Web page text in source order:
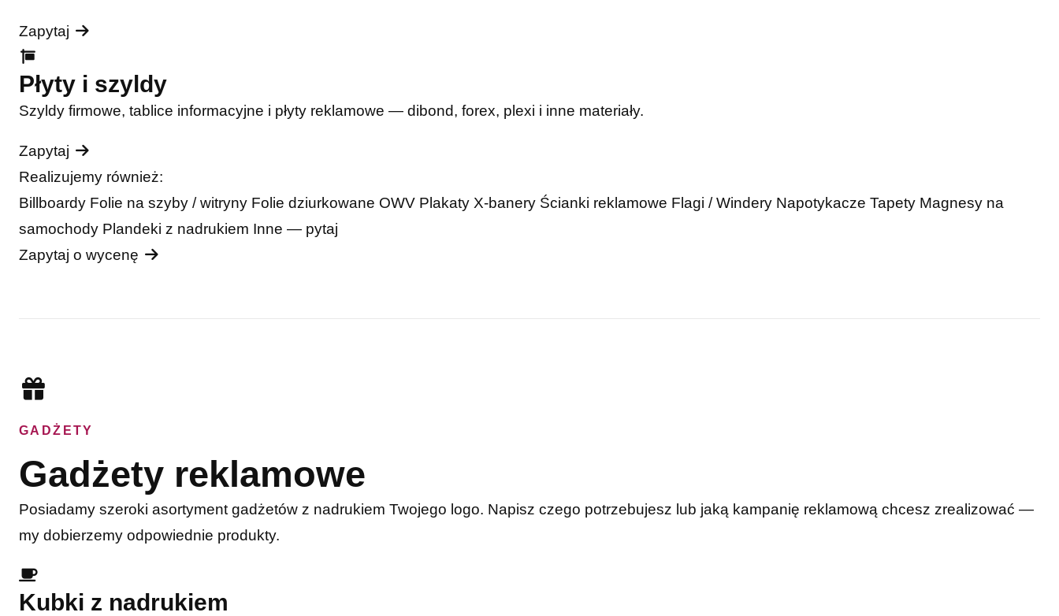
Zapytaj
Płyty i szyldy
Szyldy firmowe, tablice informacyjne i płyty reklamowe — dibond, forex, plexi i inne materiały.
Zapytaj
Realizujemy również:
Billboardy Folie na szyby / witryny Folie dziurkowane OWV Plakaty X-banery Ścianki reklamowe Flagi / Windery Napotykacze Tapety Magnesy na
samochody Plandeki z nadrukiem Inne — pytaj
Zapytaj o wycenę
GADŻETY
Gadżety reklamowe
Posiadamy szeroki asortyment gadżetów z nadrukiem Twojego logo. Napisz czego potrzebujesz lub jaką kampanię reklamową chcesz zrealizować —
my dobierzemy odpowiednie produkty.
Kubki z nadrukiem